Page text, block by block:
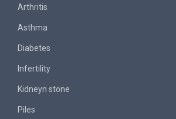
Arthritis
Asthma
Diabetes
Infertility
Kidneyn stone
Piles